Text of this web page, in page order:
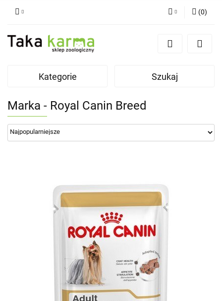
Zaloguj się
Zgody cookies
(0)
Kategorie Szukaj
Marka - Royal Canin Breed